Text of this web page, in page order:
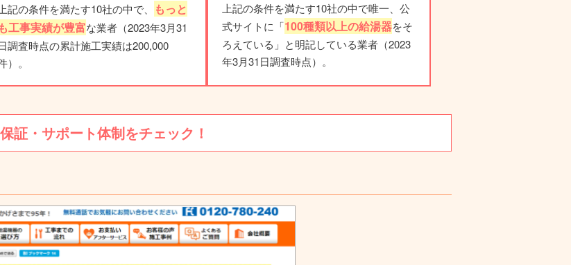
記の条件を満たす10社の中で、
もっと
も工事実績が豊富な業者（2023年3月31
調査時点の累計施工実績は200,000
）。
上記の条件を満たす10社の中で唯一、公
式サイトに「100種類以上の給湯器をそ
ろえている」と明記している業者（2023
年3月31日調査時点）。
証・サポート体制をチェック！